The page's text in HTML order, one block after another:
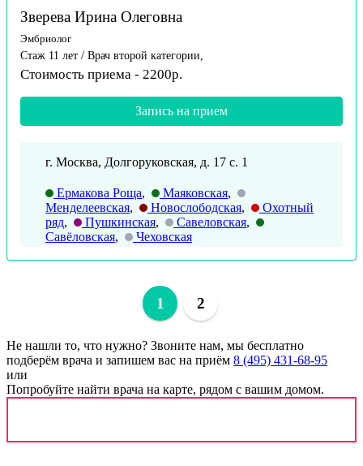
Зверева Ирина Олеговна
Эмбриолог
Стаж 11 лет / Врач второй категории,
Стоимость приема - 2200р.
Запись на прием
г. Москва, Долгоруковская, д. 17 с. 1
Ермакова Роща, Маяковская,
Менделеевская, Новослободская,
Охотный
ряд, Пушкинская, Савеловская,
Савёловская, Чеховская
1 2
Не нашли то, что нужно? Звоните нам, мы бесплатно
подберём врача и запишем вас на приём 8 (495) 431-68-95
или
Попробуйте найти врача на карте, рядом с вашим домом.